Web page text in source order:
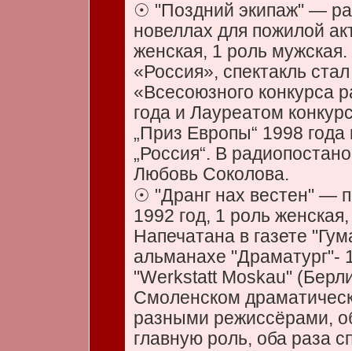
☉ "Поздний экипаж" —
новеллах для пожилой
женская, 1 роль
«Россия», спектакль
«Всесоюзного конкурса
года и Лауреатом
„Приз Европы“ 1998 года
„Россия“. В
Любовь Соколова.
☉ "Дранг нах вестен" —
1992 год, 1 роль
Напечатана в газете
альманахе "Драматург"-
"Werkstatt Moskau"
Смоленском
разными режиссёрами,
главную роль, оба раза